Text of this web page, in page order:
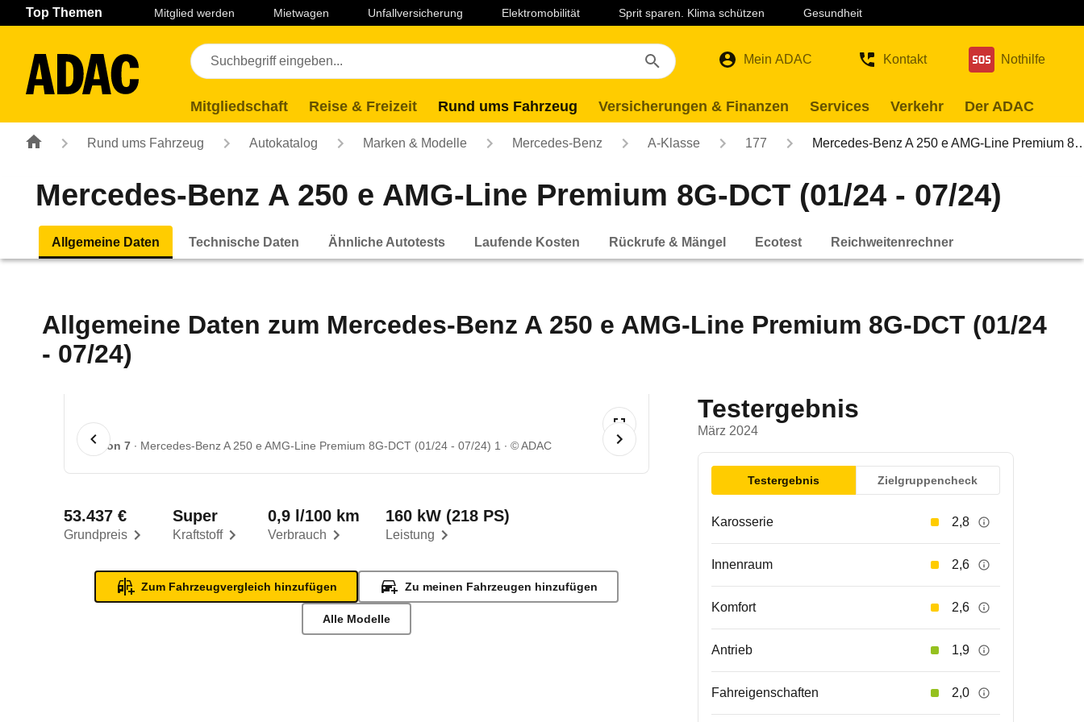
Navigation Seiteninhalt Fußzeile
Top Themen Mitglied werden Mietwagen Unfallversicherung Elektromobilität Sprit sparen. Klima schützen Gesundheit
Mein ADAC Kontakt Nothilfe
Mitgliedschaft Reise & Freizeit Rund ums Fahrzeug Versicherungen & Finanzen Services Verkehr Der ADAC
Rund ums Fahrzeug Autokatalog Marken & Modelle Mercedes-Benz A-Klasse 177 Mercedes-Benz A 250 e AMG-Line Premium
Mercedes-Benz A 250 e AMG-Line Premium 8G-DCT (01/24 - 07/24)
Allgemeine Daten Technische Daten Ähnliche Autotests Laufende Kosten Rückrufe & Mängel Ecotest Reichweitenrechner
Allgemeine Daten zum Mercedes-Benz A 250 e AMG-Line Premium 8G-DCT (01/24
- 07/24)
1 von 7 Mercedes-Benz A 250 e AMG-Line Premium 8G-DCT (01/24 - 07/24) 1 © ADAC
Grundpreis
53.437 €
Kraftstoff
Super
Verbrauch
0,9 l/100 km
Leistung
160 kW (218 PS)
Zum Fahrzeugvergleich hinzufügen Zu meinen Fahrzeugen hinzufügen
Alle Modelle
Testergebnis
März 2024
Testergebnis Zielgruppencheck
Karosserie 2,8
Innenraum 2,6
Komfort 2,6
Antrieb 1,9
Fahreigenschaften 2,0